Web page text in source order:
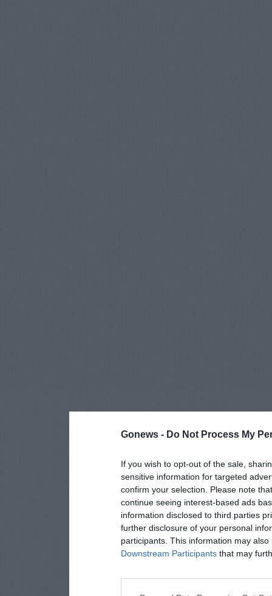
Gonews - Do Not Process My
If you wish to opt-out of the sale,
sensitive information for targeted
confirm your selection. Please note
continue seeing interest-based ads
information disclosed to third parties
further disclosure of your personal
participants. This information may
Downstream Participants that may